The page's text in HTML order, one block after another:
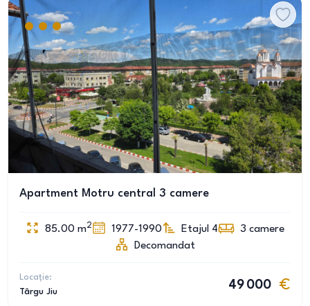
Apartment Motru central 3 camere
85.00 m2 1977-1990 Etajul 4 3 camere
Decomandat
Locație:
Târgu Jiu
49 000